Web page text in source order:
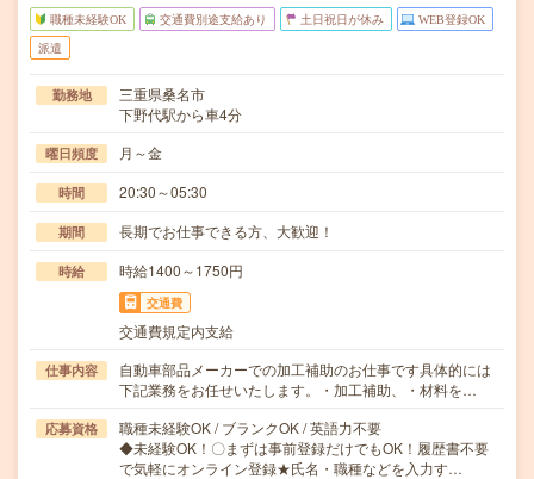
職種未経験OK 交通費別途支給あり 土日祝日が休み WEB登録OK
派遣
勤務地
三重県桑名市
下野代駅から車4分
曜日頻度 月～金
時間 20:30～05:30
期間 長期でお仕事できる方、大歓迎！
時給 時給1400～1750円
交通費
交通費規定内支給
仕事内容
自動車部品メーカーでの加工補助のお仕事です具体的には
下記業務をお任せいたします。・加工補助、・材料を…
応募資格
職種未経験OK / ブランクOK / 英語力不要
◆未経験OK！〇まずは事前登録だけでもOK！履歴書不要
で気軽にオンライン登録★氏名・職種などを入力す…